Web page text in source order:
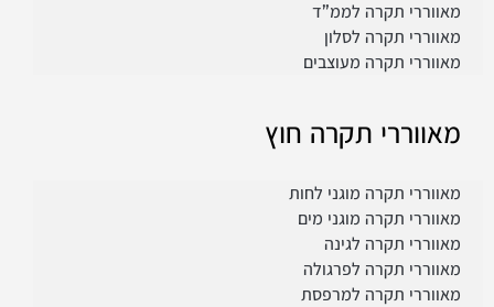
מאווררי תקרה לממ”ד
מאווררי תקרה לסלון
מאווררי תקרה מעוצבים
מאווררי תקרה חוץ
מאווררי תקרה מוגני לחות
מאווררי תקרה מוגני מים
מאווררי תקרה לגינה
מאווררי תקרה לפרגולה
מאווררי תקרה למרפסת